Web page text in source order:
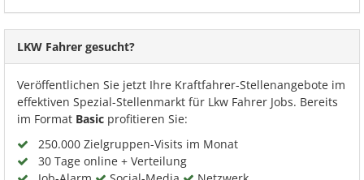
LKW Fahrer gesucht?
Veröffentlichen Sie jetzt Ihre Kraftfahrer-Stellenangebote im
effektiven Spezial-Stellenmarkt für Lkw Fahrer Jobs. Bereits
im Format Basic profitieren Sie:
250.000 Zielgruppen-Visits im Monat
30 Tage online + Verteilung